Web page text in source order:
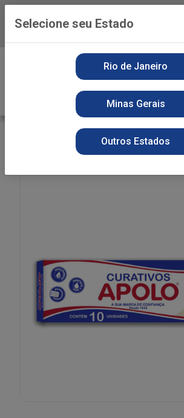
Baixe já o APP
HIGIENE PESSOAL
DIVERSOS
CURATIVO APOLO 10UN
Selecione seu Estado
Rio de Janeiro
Minas Gerais
Outros Estados